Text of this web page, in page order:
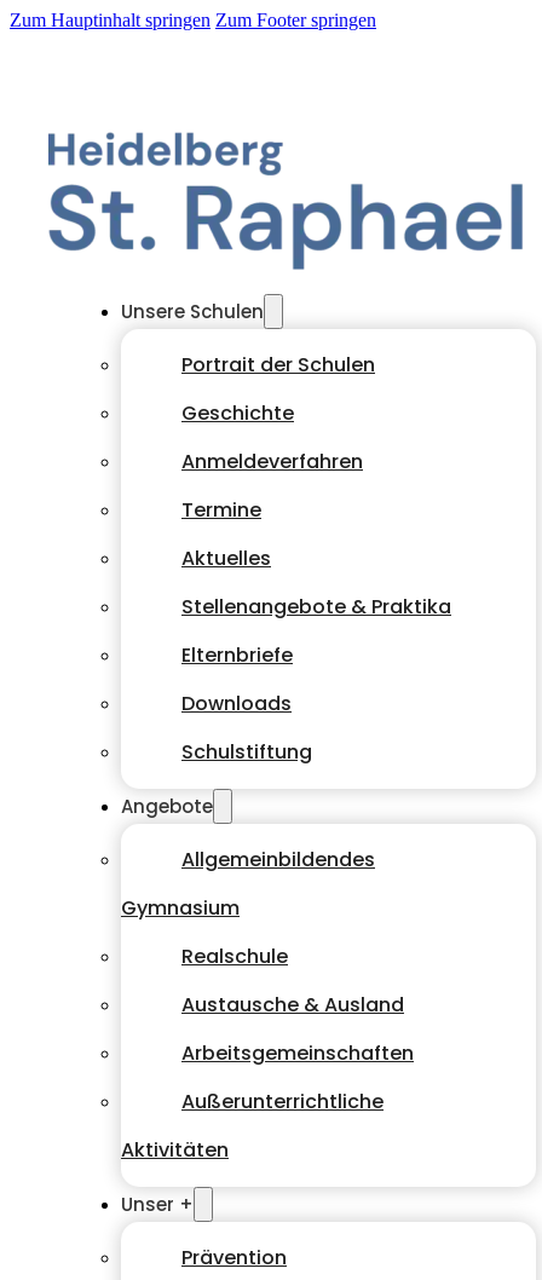
Zum Hauptinhalt springen Zum Footer springen
Unsere Schulen
Portrait der Schulen
Geschichte
Anmeldeverfahren
Termine
Aktuelles
Stellenangebote & Praktika
Elternbriefe
Downloads
Schulstiftung
Angebote
Allgemeinbildendes
Gymnasium
Realschule
Austausche & Ausland
Arbeitsgemeinschaften
Außerunterrichtliche
Aktivitäten
Unser +
Prävention